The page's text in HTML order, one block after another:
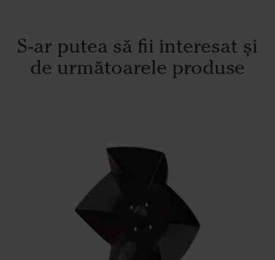
S-ar putea să fii interesat și
de următoarele produse